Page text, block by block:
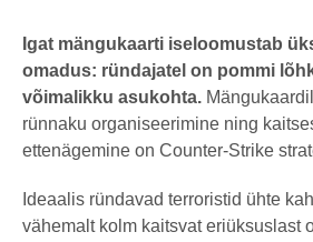
Igat mängukaarti iseloomustab
omadus: ründajatel on pommi
võimalikku asukohta.
rünnaku organiseerimine ning
ettenägemine on Counter-Strike
Ideaalis ründavad terroristid ühte
vähemalt kolm kaitsvat eriüksuslast